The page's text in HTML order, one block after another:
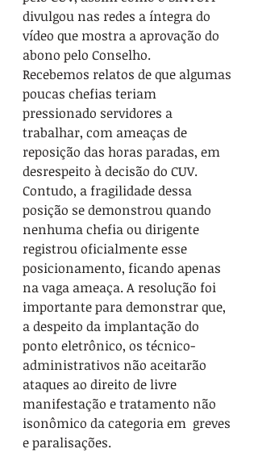
divulgou nas redes a íntegra do
vídeo que mostra a aprovação do
abono pelo Conselho.
Recebemos relatos de que algumas
poucas chefias teriam
pressionado servidores a
trabalhar, com ameaças de
reposição das horas paradas, em
desrespeito à decisão do CUV.
Contudo, a fragilidade dessa
posição se demonstrou quando
nenhuma chefia ou dirigente
registrou oficialmente esse
posicionamento, ficando apenas
na vaga ameaça. A resolução foi
importante para demonstrar que,
a despeito da implantação do
ponto eletrônico, os técnico-
administrativos não aceitarão
ataques ao direito de livre
manifestação e tratamento não
isonômico da categoria em  greves
e paralisações.